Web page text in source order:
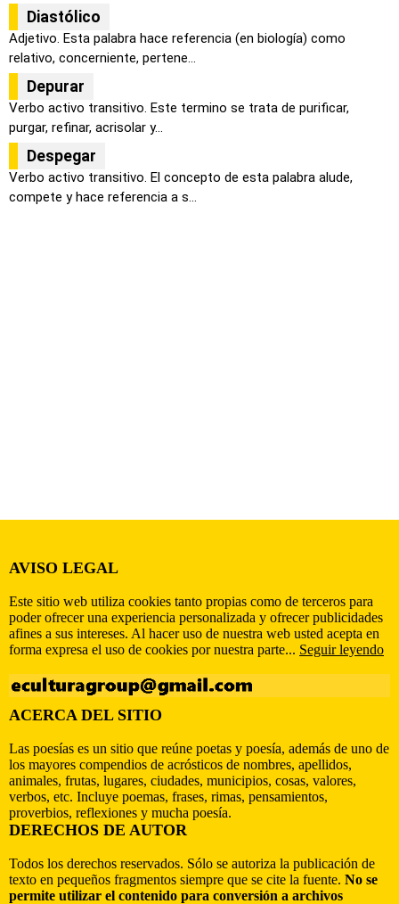
Diastólico
Adjetivo. Esta palabra hace referencia (en biología) como
relativo, concerniente, pertene...
Depurar
Verbo activo transitivo. Este termino se trata de purificar,
purgar, refinar, acrisolar y...
Despegar
Verbo activo transitivo. El concepto de esta palabra alude,
compete y hace referencia a s...
AVISO LEGAL
Este sitio web utiliza cookies tanto propias como de terceros para
poder ofrecer una experiencia personalizada y ofrecer publicidades
afines a sus intereses. Al hacer uso de nuestra web usted acepta en
forma expresa el uso de cookies por nuestra parte... Seguir leyendo
ACERCA DEL SITIO
Las poesías es un sitio que reúne poetas y poesía, además de uno de
los mayores compendios de acrósticos de nombres, apellidos,
animales, frutas, lugares, ciudades, municipios, cosas, valores,
verbos, etc. Incluye poemas, frases, rimas, pensamientos,
proverbios, reflexiones y mucha poesía.
DERECHOS DE AUTOR
Todos los derechos reservados. Sólo se autoriza la publicación de
texto en pequeños fragmentos siempre que se cite la fuente. No se
permite utilizar el contenido para conversión a archivos